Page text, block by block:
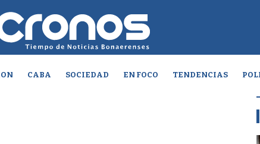
CABA SOCIEDAD EN FOCO TENDENCIAS